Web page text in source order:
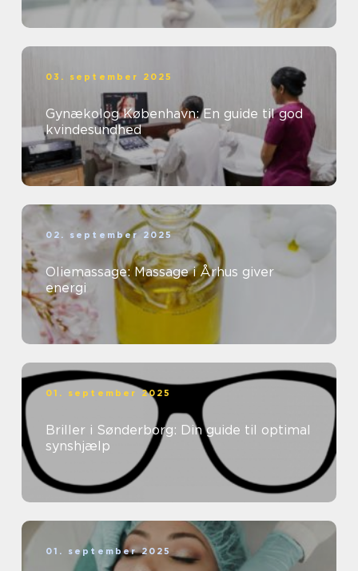
03. september 2025
Gynækolog København: En guide til god
kvindesundhed
02. september 2025
Oliemassage: Massage i Århus giver
energi
01. september 2025
Briller i Sønderborg: Din guide til optimal
synshjælp
01. september 2025